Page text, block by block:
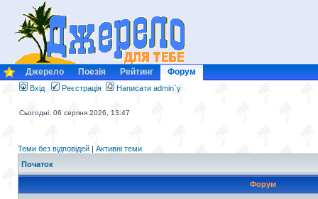
Джерело Поезія Рейтинг Форум
Вхід Реєстрація Написати admin`у
Сьогодні: 06 серпня 2026, 13:47
Теми без відповідей | Активні теми
Початок
Форум